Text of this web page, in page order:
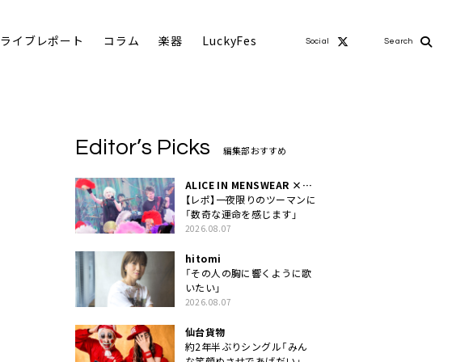
ライブレポート コラム 楽器 LuckyFes Social Search
Editor’s Picks 編集部おすすめ
ALICE IN MENSWEAR ×
MASCHERA
【レポ】一夜限りのツーマンに
「数奇な運命を感じます」
2026.08.07
hitomi
「その人の胸に響くように歌
いたい」
2026.08.07
仙台貨物
約2年半ぶりシングル「みん